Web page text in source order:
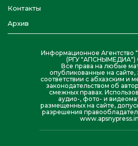
Контакты
Архив
Информационное
(РГУ "АПСНЫМЕДИА")
Все права на любые
опубликованные на
соответствии с абхазским и
законодательством об
смежных правах.
аудио-, фото- и
размещенных на сайте,
разрешения